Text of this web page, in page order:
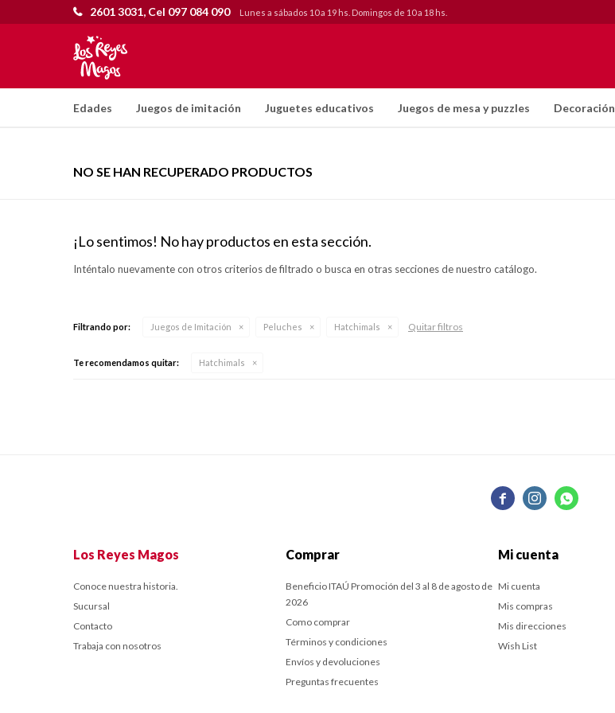
Edades Juegos de imitación Juguetes educativos Juegos de mesa y puzzles Decoración
2601 3031, Cel 097 084 090 Lunes a sábados 10 a 19 hs. Domingos de 10 a 18 hs.
NO SE HAN RECUPERADO PRODUCTOS
¡Lo sentimos! No hay productos en esta sección.
Inténtalo nuevamente con otros criterios de filtrado o busca en otras secciones de nuestro catálogo.
Filtrando por: Juegos de Imitación Peluches Hatchimals Quitar filtros
Te recomendamos quitar: Hatchimals
  
Los Reyes Magos
Conoce nuestra historia.
Sucursal
Contacto
Trabaja con nosotros
Comprar
Beneficio ITAÚ Promoción del 3 al 8 de agosto de
2026
Como comprar
Términos y condiciones
Envíos y devoluciones
Preguntas frecuentes
Mi cuenta
Mi cuenta
Mis compras
Mis direcciones
Wish List